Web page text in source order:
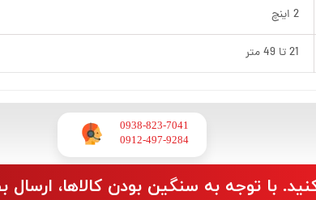
2 اینچ
21 تا 49 متر
0938-823-7041
​​​​​​​0912-497-9284
با توجه به سنگین بودن کالاها،